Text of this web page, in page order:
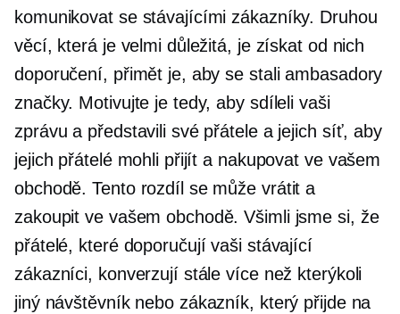
komunikovat se stávajícími zákazníky. Druhou
věcí, která je velmi důležitá, je získat od nich
doporučení, přimět je, aby se stali ambasadory
značky. Motivujte je tedy, aby sdíleli vaši
zprávu a představili své přátele a jejich síť, aby
jejich přátelé mohli přijít a nakupovat ve vašem
obchodě. Tento rozdíl se může vrátit a
zakoupit ve vašem obchodě. Všimli jsme si, že
přátelé, které doporučují vaši stávající
zákazníci, konverzují stále více než kterýkoli
jiný návštěvník nebo zákazník, který přijde na